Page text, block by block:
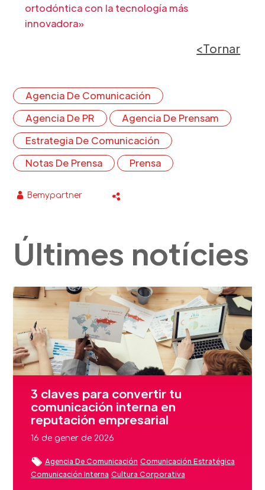
ortodóntica con la tecnología más
innovadora»
<Tornar
Agencia De Comunicación
Agencia De PR
Agencia De Prensam
Estrategia De Comunicación
Notas De Prensa
Prensa
Bemypartner
Últimes notícies
3 claves para convertir tu
comunicación interna en
reputación empresarial
16 de gener de 2026
Agencia De Comunicación Comunicación Estratégica
Comunicación Interna Cultura Corporativa